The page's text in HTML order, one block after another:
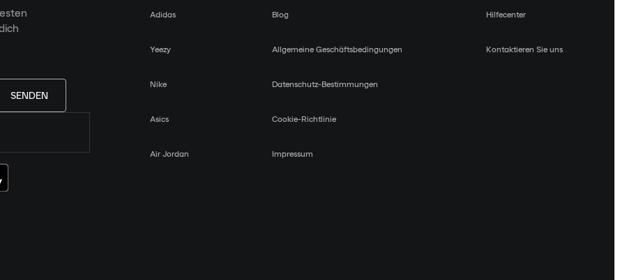
SENDEN
Adidas
Yeezy
Nike
Asics
Air Jordan
Blog
Allgemeine Geschäftsbedingungen
Datenschutz-Bestimmungen
Cookie-Richtlinie
Impressum
Hilfecenter
Kontaktieren Sie uns